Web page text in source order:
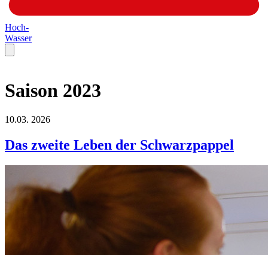
Hoch-
Wasser
Saison 2023
10.03. 2026
Das zweite Leben der Schwarzpappel